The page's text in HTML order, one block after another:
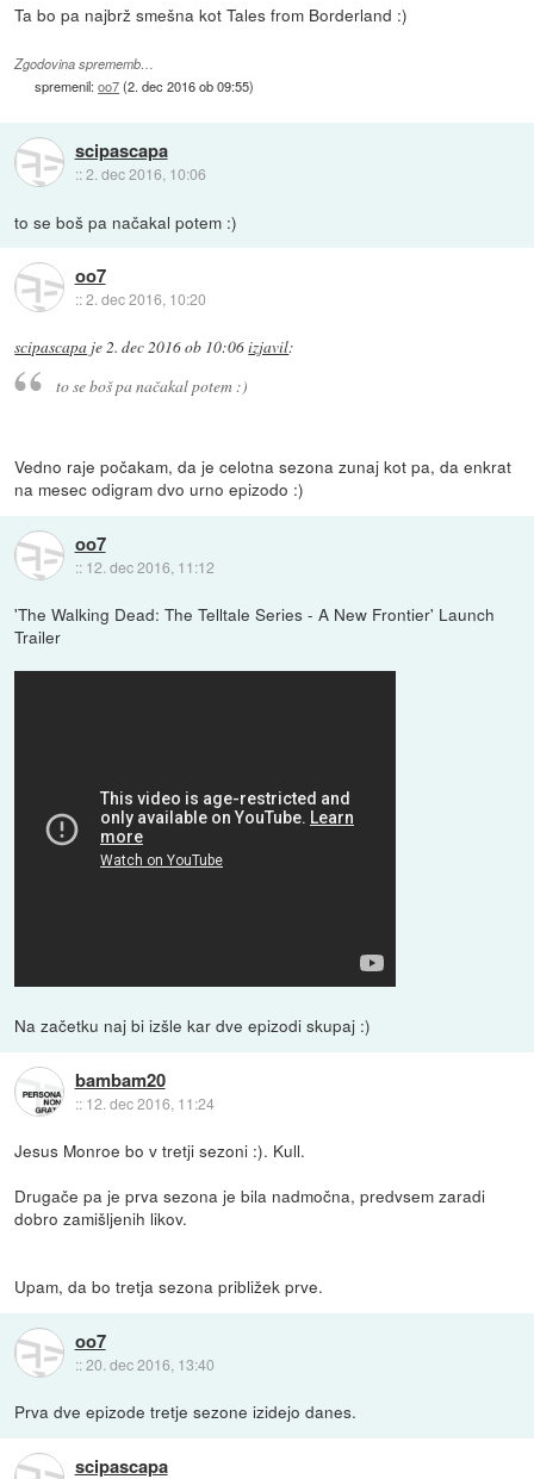
Ta bo pa najbrž smešna kot Tales from Borderland :)
Zgodovina sprememb…
spremenil:oo7(2. dec 2016 ob 09:55)
scipascapa
::2. dec 2016, 10:06
to se boš pa načakal potem :)
oo7
::2. dec 2016, 10:20
scipascapa je2. dec 2016 ob 10:06izjavil:
to se boš pa načakal potem :)
Vedno raje počakam, da je celotna sezona zunaj kot pa, da enkrat
na mesec odigram dvo urno epizodo :)
oo7
:: 12. dec 2016, 11:12
'The Walking Dead: The Telltale Series - A New Frontier' Launch
Trailer
Na začetku naj bi izšle kar dve epizodi skupaj :)
bambam20
:: 12. dec 2016, 11:24
Jesus Monroe bo v tretji sezoni :). Kull.
Drugače pa je prva sezona je bila nadmočna, predvsem zaradi
dobro zamišljenih likov.
Upam, da bo tretja sezona približek prve.
oo7
::20. dec 2016, 13:40
Prva dve epizode tretje sezone izidejo danes.
scipascapa